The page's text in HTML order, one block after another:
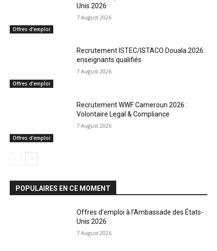
Offres d’emploi
Unis 2026
7 August 2026
Offres d’emploi
Recrutement ISTEC/ISTACO Douala 2026:
enseignants qualifiés
7 August 2026
Offres d’emploi
Recrutement WWF Cameroun 2026 :
Volontaire Legal & Compliance
7 August 2026
POPULAIRES EN CE MOMENT
Offres d’emploi à l’Ambassade des États-
Unis 2026
7 August 2026